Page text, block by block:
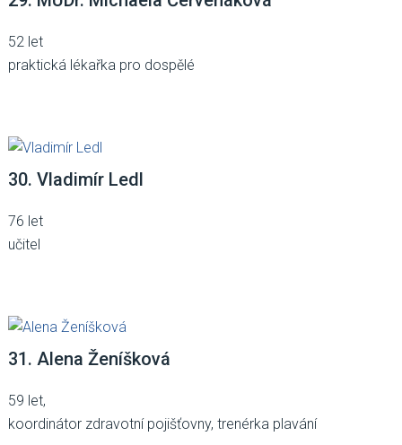
52 let
praktická lékařka pro dospělé
30. Vladimír Ledl
76 let
učitel
31. Alena Ženíšková
59 let,
koordinátor zdravotní pojišťovny, trenérka plavání